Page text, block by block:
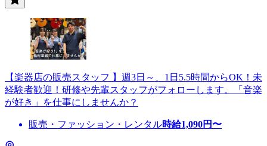
【楽器店の販売スタッフ 】週3日～、1日5.5時間からOK！未
経験者歓迎！研修や先輩スタッフがフォローします。「音楽
が好き」を仕事にしませんか？
販売・ファッション・レンタル時給1,090円〜